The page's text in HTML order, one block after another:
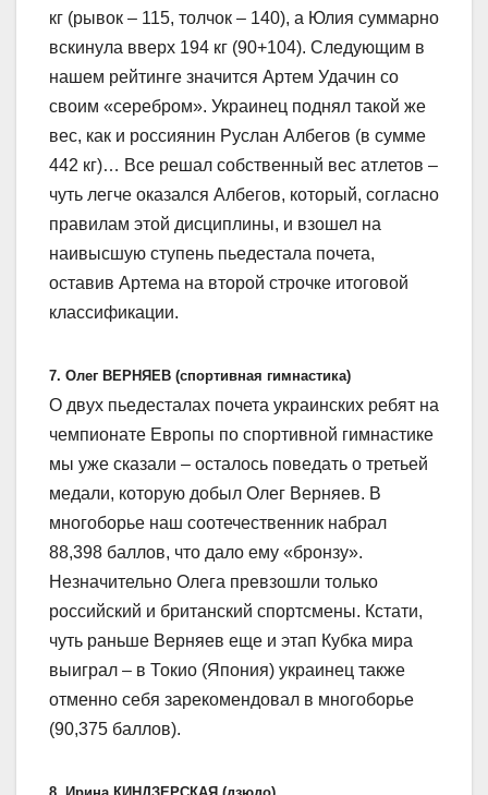
кг (рывок – 115, толчок – 140), а Юлия суммарно
вскинула вверх 194 кг (90+104). Следующим в
нашем рейтинге значится Артем Удачин со
своим «серебром». Украинец поднял такой же
вес, как и россиянин Руслан Албегов (в сумме
442 кг)… Все решал собственный вес атлетов –
чуть легче оказался Албегов, который, согласно
правилам этой дисциплины, и взошел на
наивысшую ступень пьедестала почета,
оставив Артема на второй строчке итоговой
классификации.
7. Олег ВЕРНЯЕВ (спортивная гимнастика)
О двух пьедесталах почета украинских ребят на
чемпионате Европы по спортивной гимнастике
мы уже сказали – осталось поведать о третьей
медали, которую добыл Олег Верняев. В
многоборье наш соотечественник набрал
88,398 баллов, что дало ему «бронзу».
Незначительно Олега превзошли только
российский и британский спортсмены. Кстати,
чуть раньше Верняев еще и этап Кубка мира
выиграл – в Токио (Япония) украинец также
отменно себя зарекомендовал в многоборье
(90,375 баллов).